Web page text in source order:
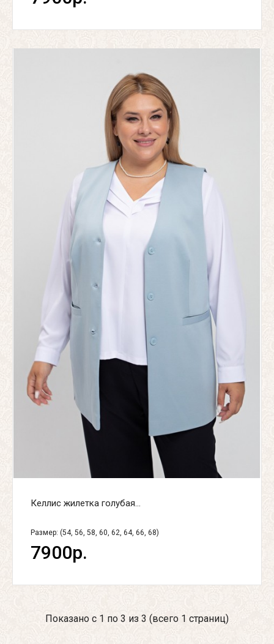
Келлис жилетка голубая...
Размер: (54, 56, 58, 60, 62, 64, 66, 68)
7900р.
Показано с 1 по 3 из 3 (всего 1 страниц)